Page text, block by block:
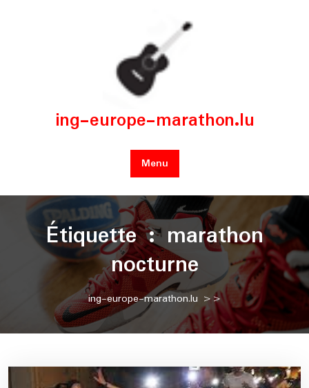
ing-europe-marathon.lu
Menu
Étiquette :marathon
nocturne
ing-europe-marathon.lu >>